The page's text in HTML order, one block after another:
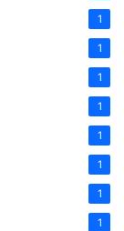
1
1
1
1
1
1
1
1